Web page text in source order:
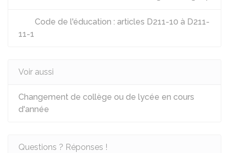
Code de l'éducation : articles D211-10 à D211-
11-1
Voir aussi
Changement de collège ou de lycée en cours
d'année
Questions ? Réponses !